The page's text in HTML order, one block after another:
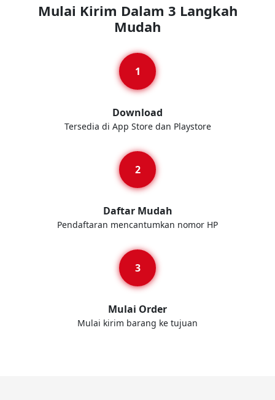
Mulai Kirim Dalam 3 Langkah
Mudah
Download
Tersedia di App Store dan Playstore
Daftar Mudah
Pendaftaran mencantumkan nomor HP
Mulai Order
Mulai kirim barang ke tujuan